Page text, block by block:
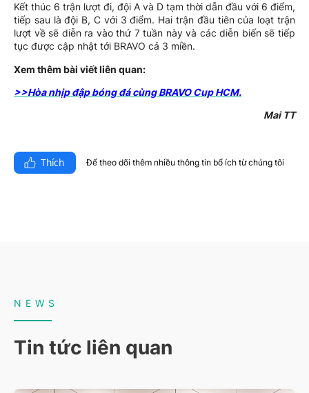
Kết thúc 6 trận lượt đi, đội A và D tạm thời dẫn đầu với 6 điểm,
tiếp sau là đội B, C với 3 điểm. Hai trận đầu tiên của loạt trận
lượt về sẽ diễn ra vào thứ 7 tuần này và các diễn biến sẽ tiếp
tục được cập nhật tới BRAVO cả 3 miền.
Xem thêm bài viết liên quan:
>>Hòa nhịp đập bóng đá cùng BRAVO Cup HCM.
Mai TT
Thích Để theo dõi thêm nhiều thông tin bổ ích từ chúng tôi​
NEWS
Tin tức liên quan